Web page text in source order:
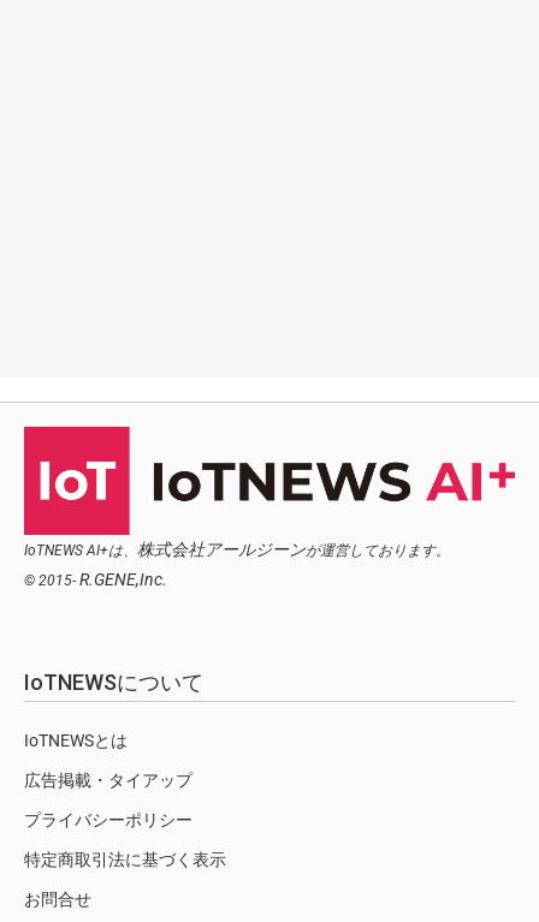
IoTNEWS AI+は、 株式会社アールジーンが運営しております。
© 2015- R.GENE,Inc.
IoTNEWSについて
IoTNEWSとは
広告掲載・タイアップ
プライバシーポリシー
特定商取引法に基づく表示
お問合せ